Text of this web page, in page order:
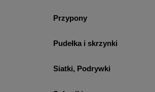
Przypony
Pudełka i skrzynki
Siatki, Podrywki